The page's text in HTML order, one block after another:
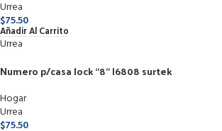
Urrea
$75.50
Añadir Al Carrito
Urrea
Numero p/casa lock “8” l6808 surtek
Hogar
Urrea
$75.50